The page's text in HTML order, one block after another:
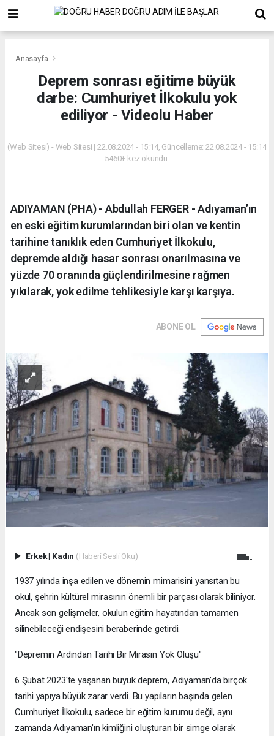
Anasayfa
Deprem sonrası eğitime büyük
darbe: Cumhuriyet İlkokulu yok
ediliyor - Videolu Haber
(Web Sitesi) - Web Sitesi | 22.08.2024 - 15:14, Güncelleme: 22.08.2024 - 15:14
5460+ kez okundu.
ADIYAMAN (PHA) - Abdullah FERGER - Adıyaman’ın
en eski eğitim kurumlarından biri olan ve kentin
tarihine tanıklık eden Cumhuriyet İlkokulu,
depremde aldığı hasar sonrası onarılmasına ve
yüzde 70 oranında güçlendirilmesine rağmen
yıkılarak, yok edilme tehlikesiyle karşı karşıya.
ABONE OL
Erkek| Kadın (Haberi Sesli Oku)
1937 yılında inşa edilen ve dönemin mimarisini yansıtan bu
okul, şehrin kültürel mirasının önemli bir parçası olarak biliniyor.
Ancak son gelişmeler, okulun eğitim hayatından tamamen
silinebileceği endişesini beraberinde getirdi.
"Depremin Ardından Tarihi Bir Mirasın Yok Oluşu"
6 Şubat 2023'te yaşanan büyük deprem, Adıyaman’da birçok
tarihi yapıya büyük zarar verdi. Bu yapıların başında gelen
Cumhuriyet İlkokulu, sadece bir eğitim kurumu değil, aynı
zamanda Adıyaman’ın kimliğini oluşturan bir simge olarak